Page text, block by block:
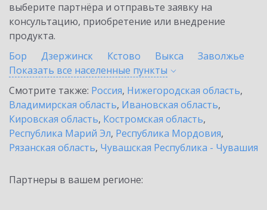
выберите партнёра и отправьте заявку на
консультацию, приобретение или внедрение
продукта.
Бор
Дзержинск Кстово Выкса
Заволжье
Показать все населенные пункты
Смотрите также: Россия, Нижегородская область,
Владимирская область, Ивановская область,
Кировская область, Костромская область,
Республика Марий Эл, Республика Мордовия,
Рязанская область, Чувашская Республика - Чувашия
Партнеры в вашем регионе: